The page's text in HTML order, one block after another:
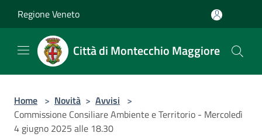
Regione Veneto
Città di Montecchio Maggiore
Home > Novità > Avvisi >
Commissione Consiliare Ambiente e Territorio - Mercoledì
4 giugno 2025 alle 18.30